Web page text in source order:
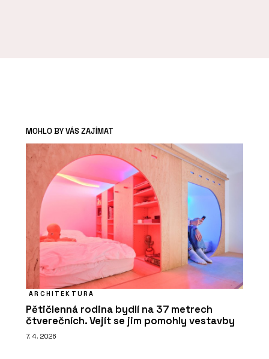
MOHLO BY VÁS ZAJÍMAT
ARCHITEKTURA
Pětičlenná rodina bydlí na 37 metrech
čtverečních. Vejít se jim pomohly vestavby
7. 4. 2026